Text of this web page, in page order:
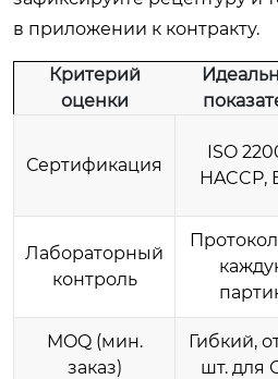
в приложении к контракту.
Критерий
оценки
Сертификация
ISO
HACCP,
Лабораторный
контроль
MOQ (мин.
заказ)
Гибкий,
шт. для